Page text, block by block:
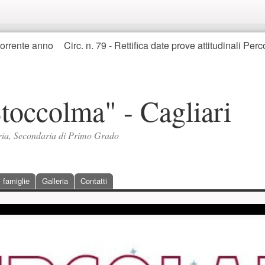
anno Circ. n. 79 - Rettifica date prove attitudinali
- Cagliari
Secondaria di Primo Grado
famiglie Galleria Contatti